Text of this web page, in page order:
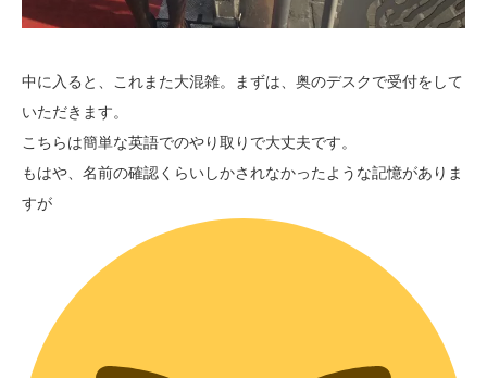
中に入ると、これまた大混雑。まずは、奥のデスクで受付をして
いただきます。
こちらは簡単な英語でのやり取りで大丈夫です。
もはや、名前の確認くらいしかされなかったような記憶がありま
すが